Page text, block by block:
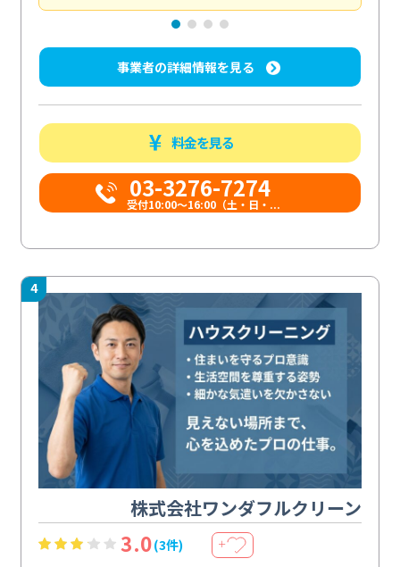
事業者の詳細情報を見る
料金を見る
03-3276-7274
受付10:00〜16:00（土・日・...
4
株式会社ワンダフルクリーン
3.0(3件) ＋